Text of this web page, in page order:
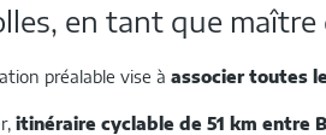
en tant que maître
préalable vise à associer toutes
itinéraire cyclable de 51 km entre